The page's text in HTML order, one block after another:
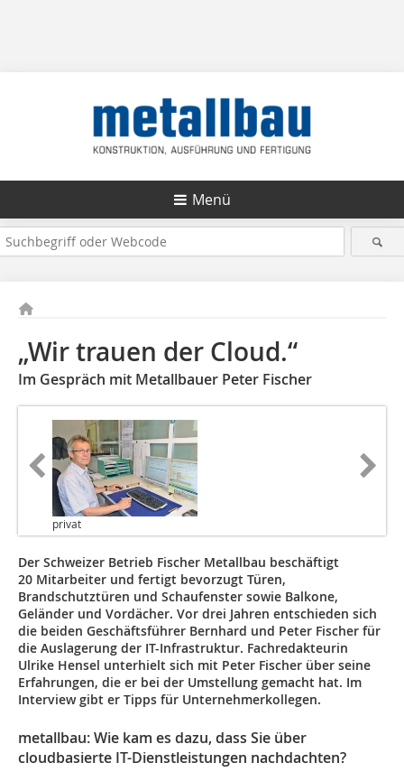
Menü
„Wir trauen der Cloud.“
Im Gespräch mit Metallbauer Peter Fischer
privat
Der Schweizer Betrieb Fischer Metallbau beschäftigt
20 Mitarbeiter und fertigt bevorzugt Türen,
Brandschutztüren und Schaufenster sowie Balkone,
Geländer und Vordächer. Vor drei Jahren entschieden sich
die beiden Geschäftsführer Bernhard und Peter Fischer für
die Auslagerung der IT-Infrastruktur. Fachredakteurin
Ulrike Hensel unterhielt sich mit Peter Fischer über seine
Erfahrungen, die er bei der Umstellung gemacht hat. Im
Interview gibt er Tipps für Unternehmerkollegen.
metallbau: Wie kam es dazu, dass Sie über
cloudbasierte IT-Dienstleistungen nachdachten?